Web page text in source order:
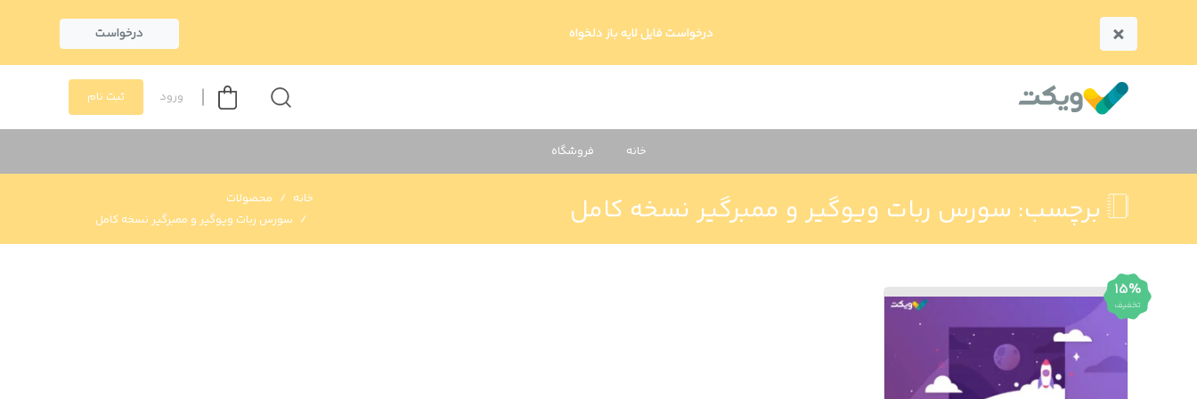
× درخواست فایل لایه باز دلخواه درخواست
ورود ثبت نام
خانه فروشگاه
برچسب: سورس ربات ویوگیر و ممبرگیر نسخه کامل خانه
محصولات
سورس ربات ویوگیر و ممبرگیر نسخه کامل
15%
تخفیف